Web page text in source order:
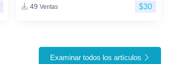
49 Ventas $30
Examinar todos los artículos